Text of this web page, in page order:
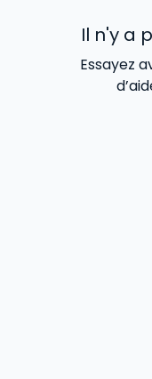
Il n'y a
Essayez